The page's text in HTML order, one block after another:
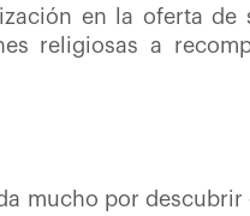
en la oferta de
religiosas a
mucho por descubrir